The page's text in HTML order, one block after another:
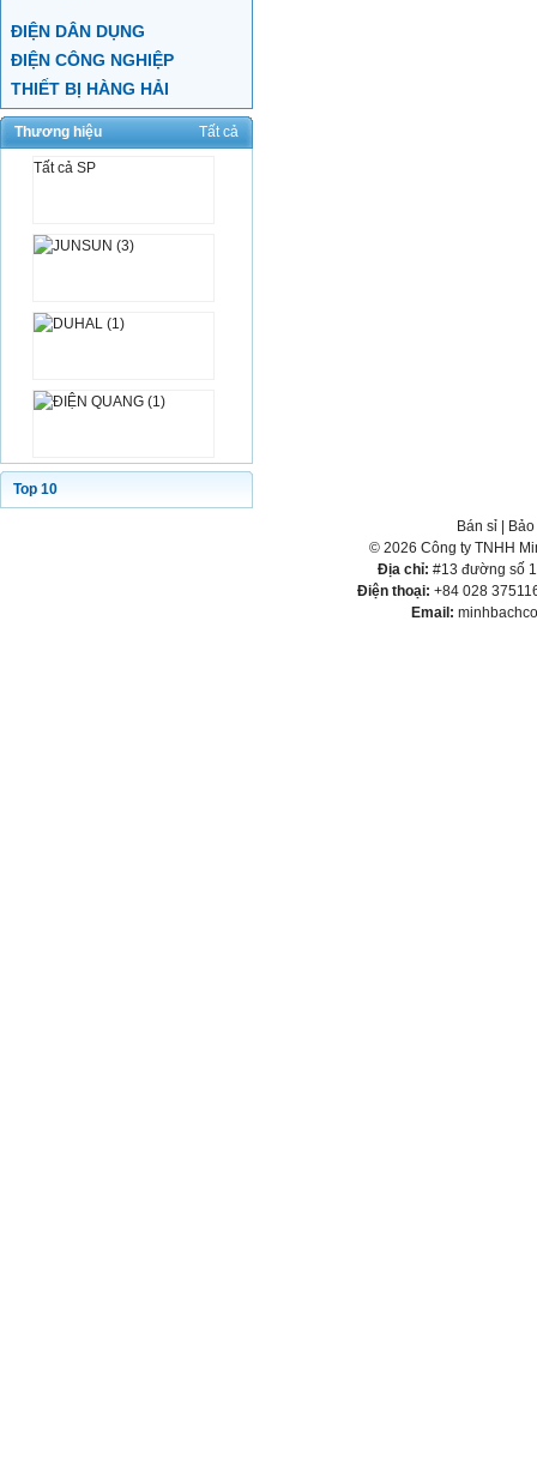
ĐIỆN DÂN DỤNG
ĐIỆN CÔNG NGHIỆP
THIẾT BỊ HÀNG HẢI
Thương hiệu Tất cả
Tất cả SP
Top 10
Bán sỉ
© 2026 Công ty TNHH
Địa chỉ: #13 đường số
Điện thoại: +84 028
Email: